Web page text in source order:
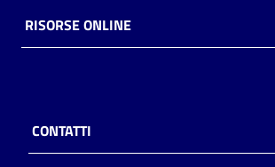
RISORSE ONLINE
CONTATTI